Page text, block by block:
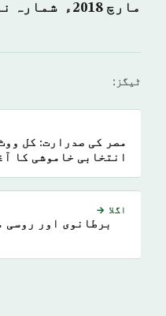
مارچ 2018ء شمارہ نمبر: (14350)
ٹیگز:
مصر کی صدرارت: کل
انتخابی خاموشی کا
اگلا →
برطانوی اور روسی